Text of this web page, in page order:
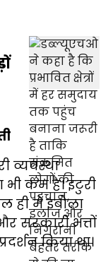
व्यवस्था
कम है। इटुरी
ही में इबोला
सरकारी भत्तों
किया था।